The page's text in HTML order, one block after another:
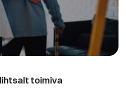
toimiva